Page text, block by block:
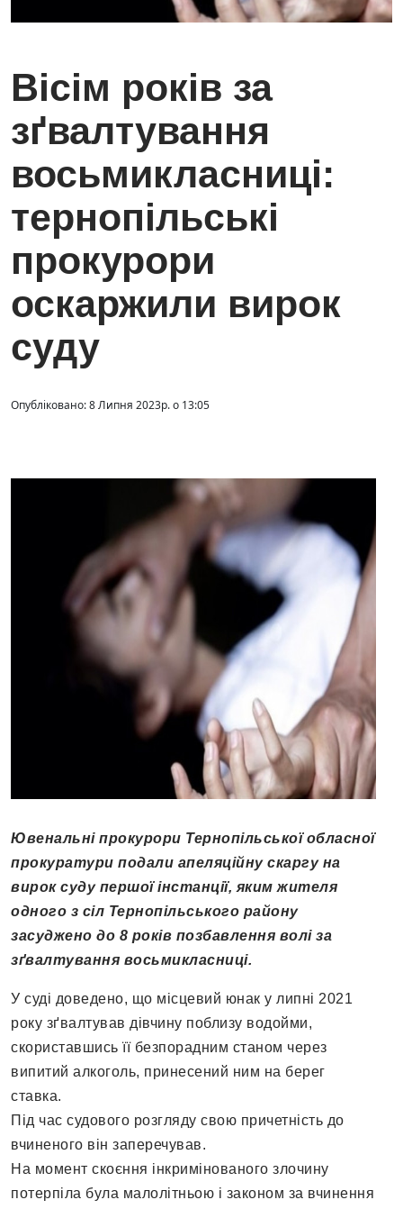
Вісім років за
зґвалтування
восьмикласниці:
тернопільські
прокурори
оскаржили вирок
суду
Опубліковано: 8 Липня 2023р. о 13:05
Ювенальні прокурори Тернопільської обласної
прокуратури подали апеляційну скаргу на
вирок суду першої інстанції, яким жителя
одного з сіл Тернопільського району
засуджено до 8 років позбавлення волі за
зґвалтування восьмикласниці.
У суді доведено, що місцевий юнак у липні 2021
року зґвалтував дівчину поблизу водойми,
скориставшись її безпорадним станом через
випитий алкоголь, принесений ним на берег
ставка.
Під час судового розгляду свою причетність до
вчиненого він заперечував.
На момент скоєння інкримінованого злочину
потерпіла була малолітньою і законом за вчинення